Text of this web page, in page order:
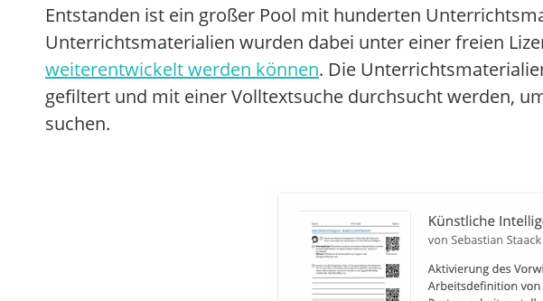
Entstanden ist ein großer Pool mit hunderten
Unterrichtsmaterialien wurden dabei unter einer freien
weiterentwickelt werden können. Die
gefiltert und mit einer Volltextsuche durchsucht werden,
suchen.